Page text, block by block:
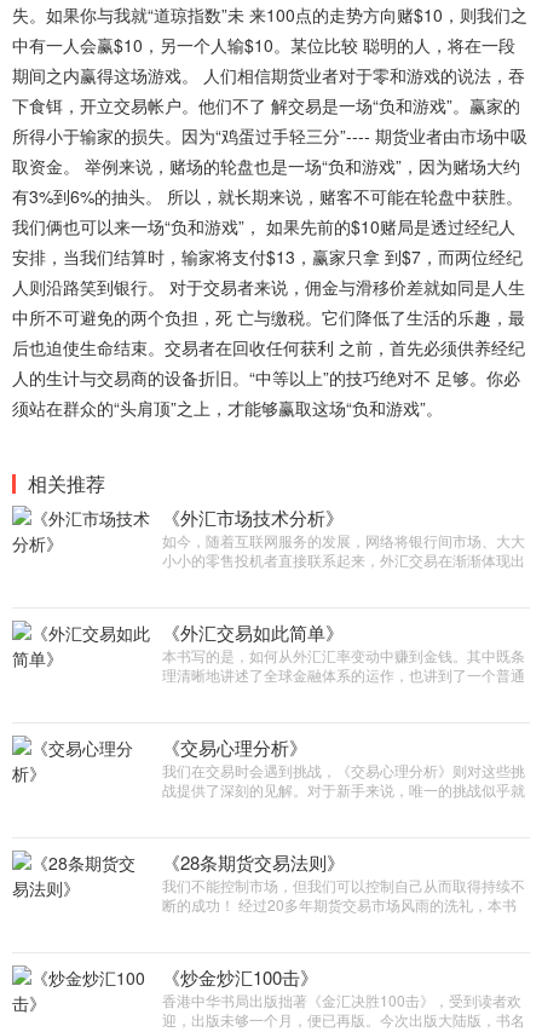
失。如果你与我就“道琼指数”未 来100点的走势方向赌$10，则我们之
中有一人会赢$10，另一个人输$10。某位比较 聪明的人，将在一段
期间之内赢得这场游戏。 人们相信期货业者对于零和游戏的说法，吞
下食铒，开立交易帐户。他们不了 解交易是一场“负和游戏”。赢家的
所得小于输家的损失。因为“鸡蛋过手轻三分”---- 期货业者由市场中吸
取资金。 举例来说，赌场的轮盘也是一场“负和游戏”，因为赌场大约
有3%到6%的抽头。 所以，就长期来说，赌客不可能在轮盘中获胜。
我们俩也可以来一场“负和游戏”， 如果先前的$10赌局是透过经纪人
安排，当我们结算时，输家将支付$13，赢家只拿 到$7，而两位经纪
人则沿路笑到银行。 对于交易者来说，佣金与滑移价差就如同是人生
中所不可避免的两个负担，死 亡与缴税。它们降低了生活的乐趣，最
后也迫使生命结束。交易者在回收任何获利 之前，首先必须供养经纪
人的生计与交易商的设备折旧。“中等以上”的技巧绝对不 足够。你必
须站在群众的“头肩顶”之上，才能够赢取这场“负和游戏”。
相关推荐
《外汇市场技术分析》
如今，随着互联网服务的发展，网络将银行间市场、大大
小小的零售投机者直接联系起来，外汇交易在渐渐体现出
《外汇交易如此简单》
本书写的是，如何从外汇汇率变动中赚到金钱。其中既条
理清晰地讲述了全球金融体系的运作，也讲到了一个普通
的任何一处角落进行交易!这样的生活您也可以拥有!让我
们这本书成为您为自己开拓商机的第一步!
《交易心理分析》
我们在交易时会遇到挑战，《交易心理分析》则对这些挑
战提供了深刻的见解。对于新手来说，唯一的挑战似乎就
务，交易就简单了，对不?你要做的就是遵守原则，这样
钱就来了
《28条期货交易法则》
我们不能控制市场，但我们可以控制自己从而取得持续不
断的成功！ 经过20多年期货交易市场风雨的洗礼，本书
《炒金炒汇100击》
香港中华书局出版拙著《金汇决胜100击》，受到读者欢
迎，出版未够一个月，便已再版。今次出版大陆版，书名